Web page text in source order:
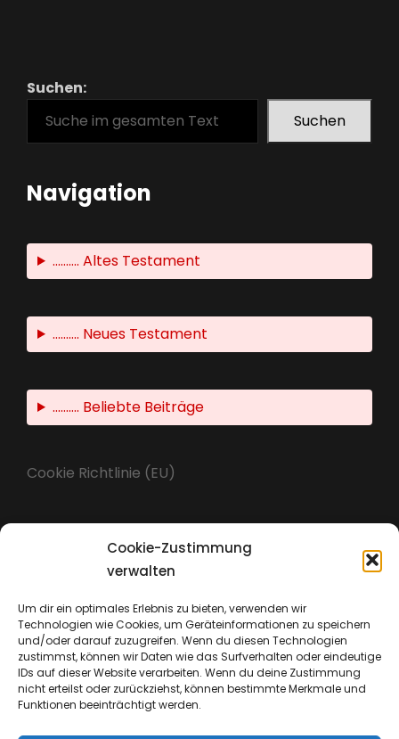
Cookie-Zustimmung
verwalten
Um dir ein optimales Erlebnis zu bieten, verwenden wir
Technologien wie Cookies, um Geräteinformationen zu speichern
und/oder darauf zuzugreifen. Wenn du diesen Technologien
zustimmst, können wir Daten wie das Surfverhalten oder eindeutige
IDs auf dieser Website verarbeiten. Wenn du deine Zustimmung
nicht erteilst oder zurückziehst, können bestimmte Merkmale und
Funktionen beeinträchtigt werden.
Suchen:
Suchen
Navigation
.......... Altes Testament
.......... Neues Testament
.......... Beliebte Beiträge
Cookie Richtlinie (EU)
Datenschutz